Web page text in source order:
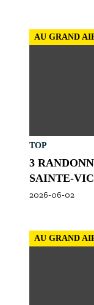
AU GRAND
TOP
3
SAINTE-
2026-06-02
AU GRAND